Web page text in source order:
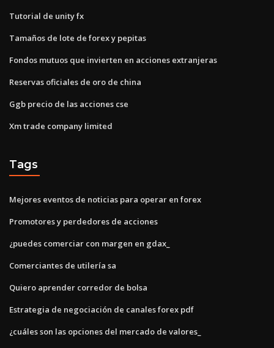
Tutorial de unity fx
Tamaños de lote de forex y pepitas
Fondos mutuos que invierten en acciones extranjeras
Reservas oficiales de oro de china
Ggb precio de las acciones cse
Xm trade company limited
Tags
Mejores eventos de noticias para operar en forex
Promotores y perdedores de acciones
¿puedes comerciar con margen en gdax_
Comerciantes de utilería sa
Quiero aprender corredor de bolsa
Estrategia de negociación de canales forex pdf
¿cuáles son las opciones del mercado de valores_